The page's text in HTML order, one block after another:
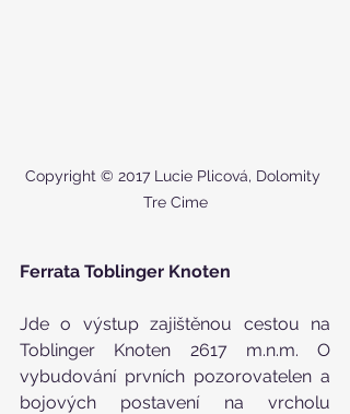
Copyright © 2017 Lucie Plicová, Dolomity
Tre Cime
Ferrata Toblinger Knoten
Jde o výstup zajištěnou cestou na
Toblinger Knoten 2617 m.n.m. O
vybudování prvních pozorovatelen a
bojových postavení na vrcholu